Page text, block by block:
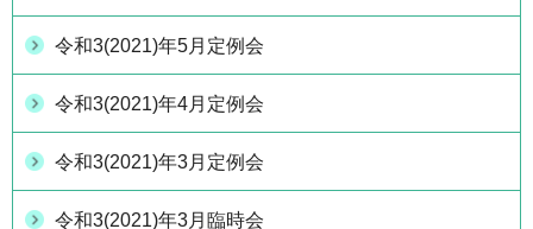
令和3(2021)年5月定例会
令和3(2021)年4月定例会
令和3(2021)年3月定例会
令和3(2021)年3月臨時会